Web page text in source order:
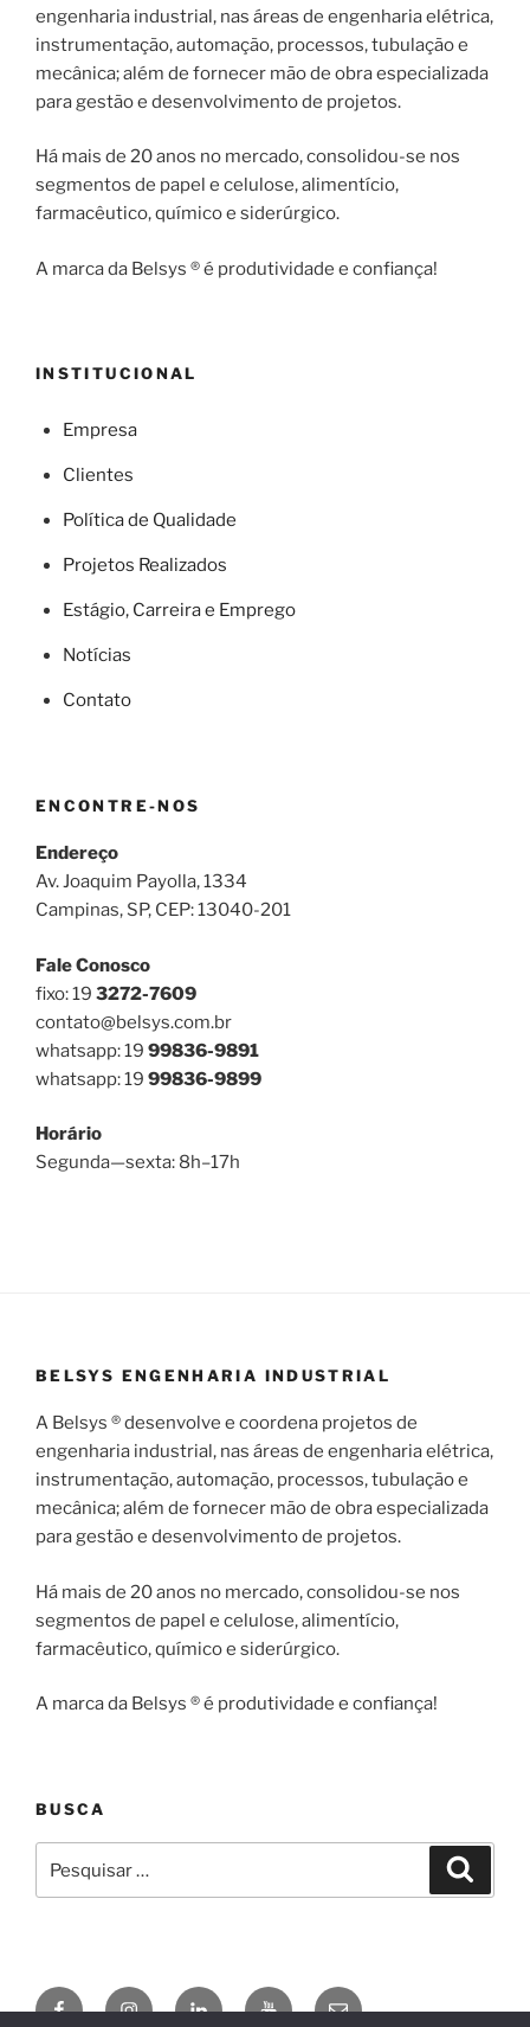
engenharia industrial, nas áreas de engenharia elétrica,
instrumentação, automação, processos, tubulação e
mecânica; além de fornecer mão de obra especializada
para gestão e desenvolvimento de projetos.
Há mais de 20 anos no mercado, consolidou-se nos
segmentos de papel e celulose, alimentício,
farmacêutico, químico e siderúrgico.
A marca da Belsys ® é produtividade e confiança!
INSTITUCIONAL
Empresa
Clientes
Política de Qualidade
Projetos Realizados
Estágio, Carreira e Emprego
Notícias
Contato
ENCONTRE-NOS
Endereço
Av. Joaquim Payolla, 1334
Campinas, SP, CEP: 13040-201
Fale Conosco
fixo: 19 3272-7609
contato@belsys.com.br
whatsapp: 19 99836-9891
whatsapp: 19 99836-9899
Horário
Segunda—sexta: 8h–17h
BELSYS ENGENHARIA INDUSTRIAL
A Belsys ® desenvolve e coordena projetos de
engenharia industrial, nas áreas de engenharia elétrica,
instrumentação, automação, processos, tubulação e
mecânica; além de fornecer mão de obra especializada
para gestão e desenvolvimento de projetos.
Há mais de 20 anos no mercado, consolidou-se nos
segmentos de papel e celulose, alimentício,
farmacêutico, químico e siderúrgico.
A marca da Belsys ® é produtividade e confiança!
BUSCA
por:
FacebookInstagramLinkedinYouTubeE-